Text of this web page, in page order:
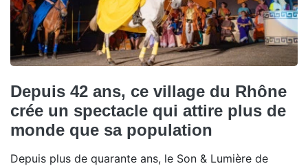
Depuis 42 ans, ce village du Rhône
crée un spectacle qui attire plus de
monde que sa population
Depuis plus de quarante ans, le Son & Lumière de